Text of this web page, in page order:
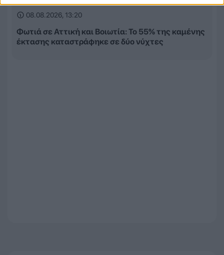
08.08.2026, 13:20
Φωτιά σε Αττική και Βοιωτία: Το 55% της καμένης
έκτασης καταστράφηκε σε δύο νύχτες